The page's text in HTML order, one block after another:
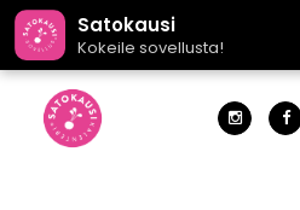
Satokausi
Kokeile sovellusta!